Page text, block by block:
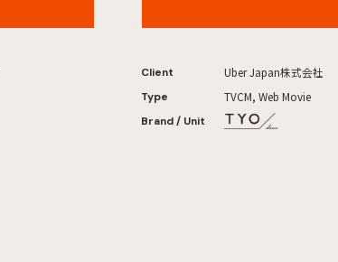
Client Uber Japan株式会社
Type TVCM, Web Movie
Brand / Unit